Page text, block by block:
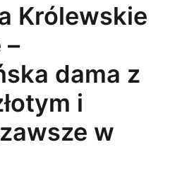
Królewskie
–
dama z
i
w